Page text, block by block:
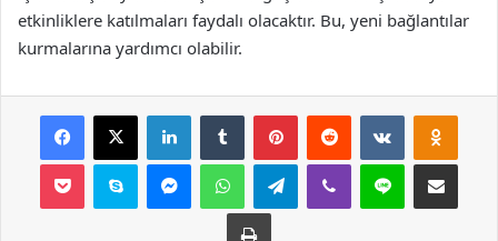
etkinliklere katılmaları faydalı olacaktır. Bu, yeni bağlantılar
kurmalarına yardımcı olabilir.
Facebook
X LinkedInTumblr PinterestReddit VKontakte
Pocket Skype MessengerWhatsAppTelegramViber Line E-Posta ile
Yazdır